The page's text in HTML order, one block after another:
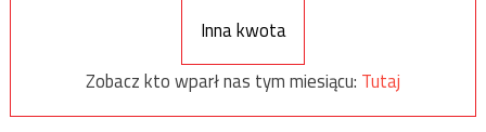
Inna kwota
Zobacz kto wparł nas tym miesiącu: Tutaj